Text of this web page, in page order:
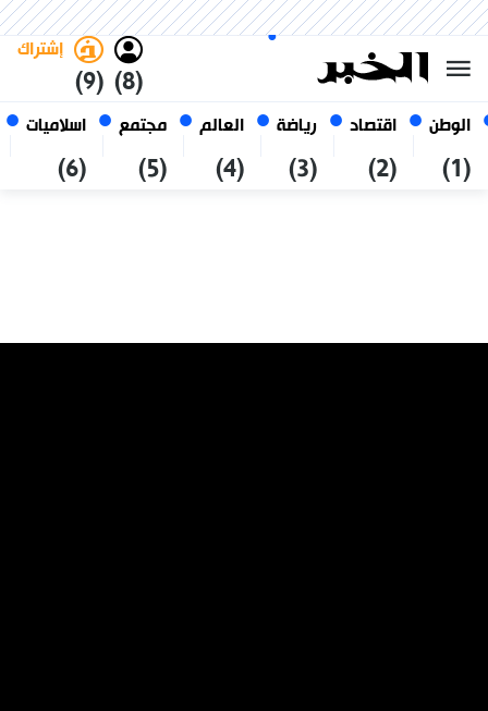
الوطن
(1)
اقتصاد
(2)
رياضة
(3)
العالم
(4)
مجتمع
(5)
اسلاميات
(6)
(8)
إشتراك
(9)
أغسطس 2026
الجزائر